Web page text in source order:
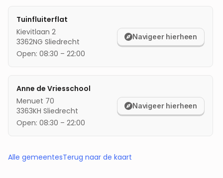
Tuinfluiterflat
Kievitlaan 2
3362NG Sliedrecht
Open: 08:30 – 22:00
Navigeer hierheen
Anne de Vriesschool
Menuet 70
3363KH Sliedrecht
Open: 08:30 – 22:00
Navigeer hierheen
Alle gemeentesTerug naar de kaart